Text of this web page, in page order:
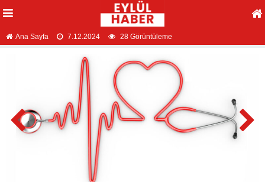
Ana Sayfa 7.12.2024 28 Görüntüleme